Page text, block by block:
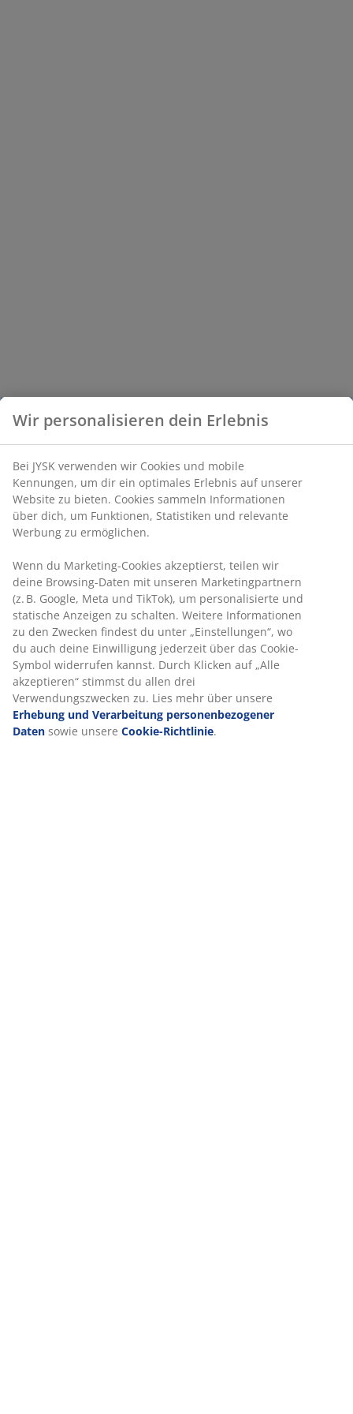
Wir personalisieren dein Erlebnis
Bei JYSK verwenden wir Cookies und mobile
Kennungen, um dir ein optimales Erlebnis auf unserer
Website zu bieten. Cookies sammeln Informationen
über dich, um Funktionen, Statistiken und relevante
Werbung zu ermöglichen.
Wenn du Marketing-Cookies akzeptierst, teilen wir
deine Browsing-Daten mit unseren Marketingpartnern
(z. B. Google, Meta und TikTok), um personalisierte und
statische Anzeigen zu schalten. Weitere Informationen
zu den Zwecken findest du unter „Einstellungen“, wo
du auch deine Einwilligung jederzeit über das Cookie-
Symbol widerrufen kannst. Durch Klicken auf „Alle
akzeptieren“ stimmst du allen drei
Verwendungszwecken zu. Lies mehr über unsere
Erhebung und Verarbeitung personenbezogener
Daten sowie unsere Cookie-Richtlinie.